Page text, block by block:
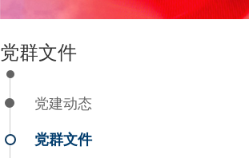
党群文件
党建动态
党群文件